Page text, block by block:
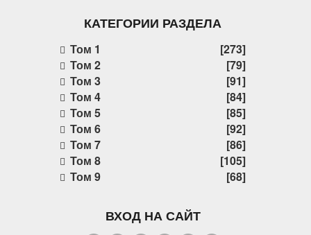
КАТЕГОРИИ РАЗДЕЛА
Том 1
[273]
Том 2
[79]
Том 3
[91]
Том 4
[84]
Том 5
[85]
Том 6
[92]
Том 7
[86]
Том 8
[105]
Том 9
[68]
ВХОД НА САЙТ